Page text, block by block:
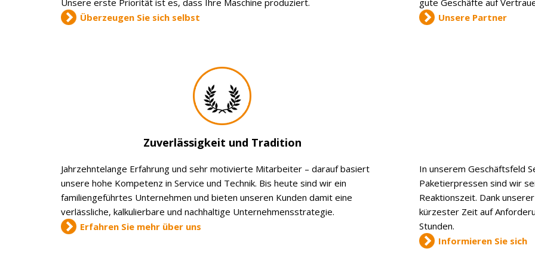
Überzeugen Sie sich selbst
Unsere Partner
Zuverlässigkeit und Tradition
Jahrzehntelange Erfahrung und sehr motivierte Mitarbeiter – darauf basiert
unsere hohe Kompetenz in Service und Technik. Bis heute sind wir ein
familiengeführtes Unternehmen und bieten unseren Kunden damit eine
verlässliche, kalkulierbare und nachhaltige Unternehmensstrategie.
Erfahren Sie mehr über uns
In unserem Geschäftsfeld
Paketierpressen sind wir
Reaktionszeit. Dank
kürzester Zeit auf
Stunden.
Informieren Sie sich